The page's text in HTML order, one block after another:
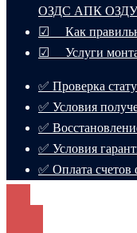
ОЗДС АПК
☑ Как
☑ Услуги
✅ Проверка
✅ Условия
✅
✅ Условия
✅ Оплата